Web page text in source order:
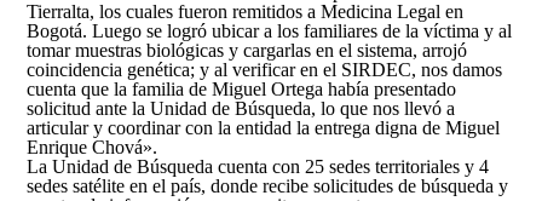
Tierralta, los cuales fueron remitidos a Medicina Legal en
Bogotá. Luego se logró ubicar a los familiares de la víctima y al
tomar muestras biológicas y cargarlas en el sistema, arrojó
coincidencia genética; y al verificar en el SIRDEC, nos damos
cuenta que la familia de Miguel Ortega había presentado
solicitud ante la Unidad de Búsqueda, lo que nos llevó a
articular y coordinar con la entidad la entrega digna de Miguel
Enrique Chová».
La Unidad de Búsqueda cuenta con 25 sedes territoriales y 4
sedes satélite en el país, donde recibe solicitudes de búsqueda y